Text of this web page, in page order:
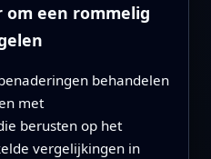
om een rommelig
behandelen
met
berusten op het
vergelijkingen in